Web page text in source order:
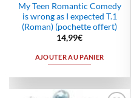
My Teen Romantic Comedy
is wrong as I expected T.1
(Roman) (pochette offert)
14,99€
AJOUTER AU PANIER